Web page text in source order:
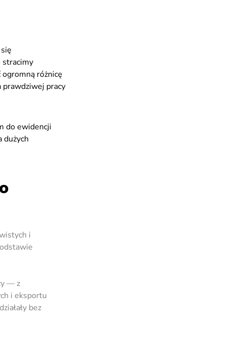
stracimy
różnicę
prawdziwej pracy
do ewidencji
dużych
i
— z
i eksportu
bez